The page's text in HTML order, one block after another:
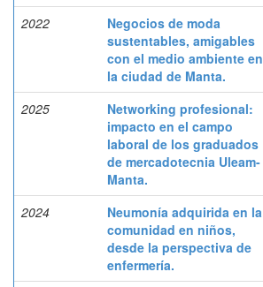
2022
Negocios de moda
sustentables, amigables
con el medio ambiente en
la ciudad de Manta.
2025
Networking profesional:
impacto en el campo
laboral de los graduados
de mercadotecnia Uleam-
Manta.
2024
Neumonía adquirida en la
comunidad en niños,
desde la perspectiva de
enfermería.